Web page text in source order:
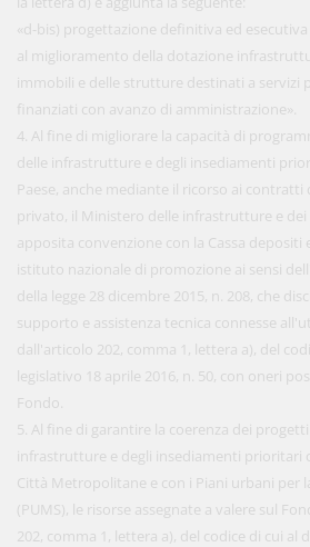
«d-bis) progettazione definitiva ed
al miglioramento della dotazione
immobili e delle strutture destinati a servizi
finanziati con avanzo di amministrazione».
4. Al fine di migliorare la capacità di
delle infrastrutture e degli insediamenti
Paese, anche mediante il ricorso ai
privato, il Ministero delle infrastrutture e
apposita convenzione con la Cassa depositi
istituto nazionale di promozione ai sensi
della legge 28 dicembre 2015, n. 208, che
supporto e assistenza tecnica connesse
dall'articolo 202, comma 1, lettera a), del
legislativo 18 aprile 2016, n. 50, con oneri
Fondo.
5. Al fine di garantire la coerenza dei
infrastrutture e degli insediamenti prioritari
Città Metropolitane e con i Piani urbani per
(PUMS), le risorse assegnate a valere sul
202, comma 1, lettera a), del codice di cui al